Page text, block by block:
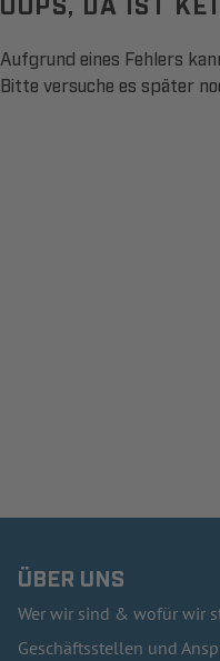
Aufgrund eines Fehlers
Bitte versuche es später
ÜBER UNS
Wer wir sind & wofür wir
Geschäftsstellen und